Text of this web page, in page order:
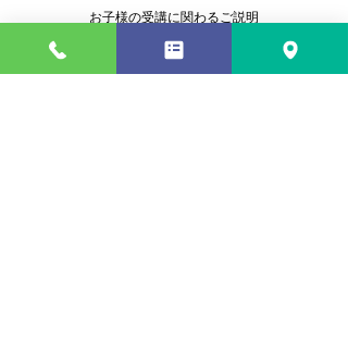
お子様の受講に関わるご説明
保護者の方からのご相談・ご要望
↓